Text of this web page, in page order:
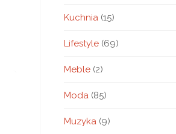
Kuchnia (15)
Lifestyle (69)
Meble (2)
Moda (85)
Muzyka (9)